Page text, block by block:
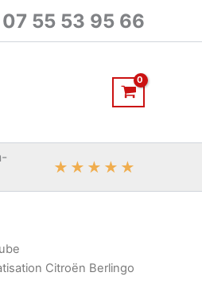
07 55 53 95 66
★ ★ ★ ★ ★
Citroën Berlingo